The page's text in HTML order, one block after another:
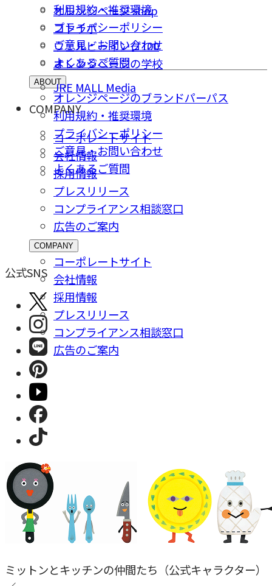
オレンジページ shop
コトラボ
ウェルビーイング100
オレンジページの学校
JRE MALL Media
利用規約・推奨環境
プライバシーポリシー
ご意⾒・お問い合わせ
よくあるご質問
ABOUT
オレンジページのブランドパーパス
利用規約・推奨環境
プライバシーポリシー
ご意⾒・お問い合わせ
よくあるご質問
COMPANY
コーポレートサイト
会社情報
採⽤情報
プレスリリース
コンプライアンス相談窓⼝
広告のご案内
COMPANY
コーポレートサイト
会社情報
採⽤情報
プレスリリース
コンプライアンス相談窓⼝
広告のご案内
公式SNS
ミットンとキッチンの仲間たち（公式キャラクター）